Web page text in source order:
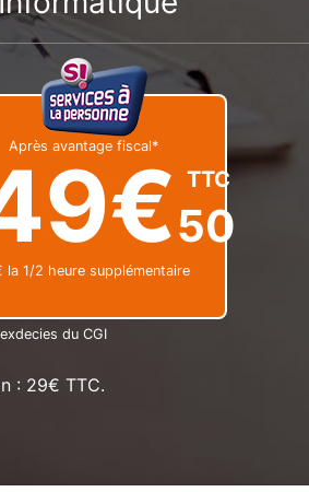
Après avantage fiscal*
50
TTC
la 1/2 heure supplémentaire
du CGI
: 29€ TTC.